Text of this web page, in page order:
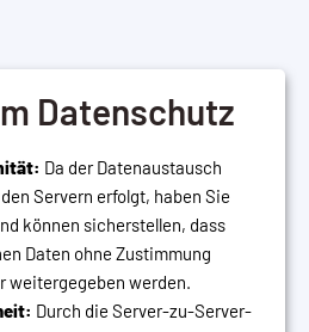
Datenschutz
Da der Datenaustausch
Servern erfolgt, haben Sie
können sicherstellen, dass
Daten ohne Zustimmung
weitergegeben werden.
eit: Durch die Server-zu-Server-